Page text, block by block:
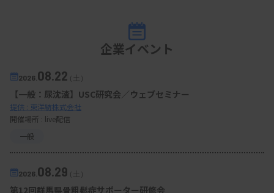
企業イベント
2026. 08.22（土）
【一般：尿沈渣】USC研究会／ウェブセミナー
提供 : 東洋紡株式会社
開催場所 : live配信
一般
2026. 08.29（土）
第12回群馬県骨粗鬆症サポーター研修会